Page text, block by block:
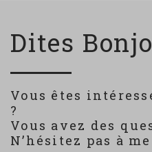
Dites
Vous êtes
?
Vous avez des
N’hésitez pas à